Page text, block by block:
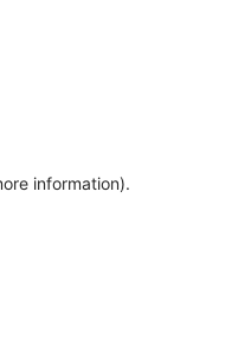
information).